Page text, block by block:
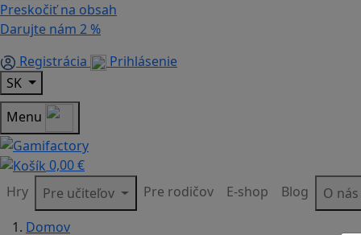
Preskočiť na obsah
Darujte nám 2 %
Registrácia
Prihlásenie
SK
Menu
0,00 €
Hry
Pre učiteľov Pre rodičov E-shop Blog
O nás
Domov